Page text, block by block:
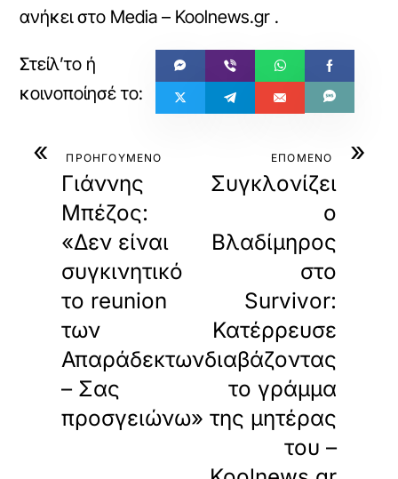
ανήκει στο Media – Koolnews.gr .
« ΠΡΟΗΓΟΥΜΕΝΟ
Γιάννης
Μπέζος:
«Δεν είναι
συγκινητικό
το reunion
των
Απαράδεκτων
– Σας
προσγειώνω»
»
ΕΠΟΜΕΝΟ
Συγκλονίζει
ο
Βλαδίμηρος
στο
Survivor:
Κατέρρευσε
διαβάζοντας
το γράμμα
της μητέρας
του –